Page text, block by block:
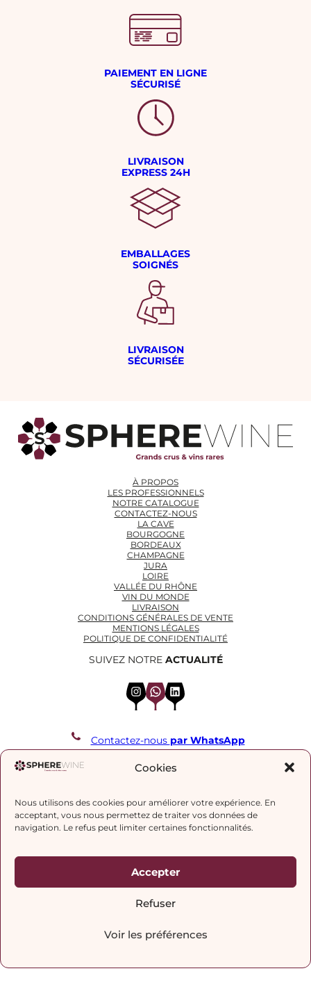
Cookies
Nous utilisons des cookies pour améliorer votre expérience. En
acceptant, vous nous permettez de traiter vos données de
navigation. Le refus peut limiter certaines fonctionnalités.
Accepter
Refuser
Voir les préférences
PAIEMENT EN LIGNE
SÉCURISÉ
LIVRAISON
EXPRESS 24H
EMBALLAGES
SOIGNÉS
LIVRAISON
SÉCURISÉE
À PROPOS
LES PROFESSIONNELS
NOTRE CATALOGUE
CONTACTEZ-NOUS
LA CAVE
BOURGOGNE
BORDEAUX
CHAMPAGNE
JURA
LOIRE
VALLÉE DU RHÔNE
VIN DU MONDE
LIVRAISON
CONDITIONS GÉNÉRALES DE VENTE
MENTIONS LÉGALES
POLITIQUE DE CONFIDENTIALITÉ
SUIVEZ NOTRE ACTUALITÉ
InstagramWhatsApp LinkedIn
Contactez-nous par WhatsApp
REJOIGNEZ NOTRE LISTE DE DIFFUSION
politique de confidentialité.